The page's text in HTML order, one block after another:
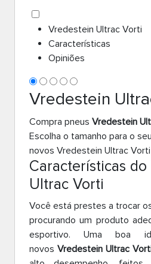
Vredestein Ultrac Vorti
Características
Opiniões
Vredestein
Compra pneus Vredestein
Escolha o tamanho para o
novos Vredestein Ultrac
Características
Ultrac Vorti
Você está prestes a trocar
procurando um produto
esportivo. Uma boa
novos Vredestein Ultrac